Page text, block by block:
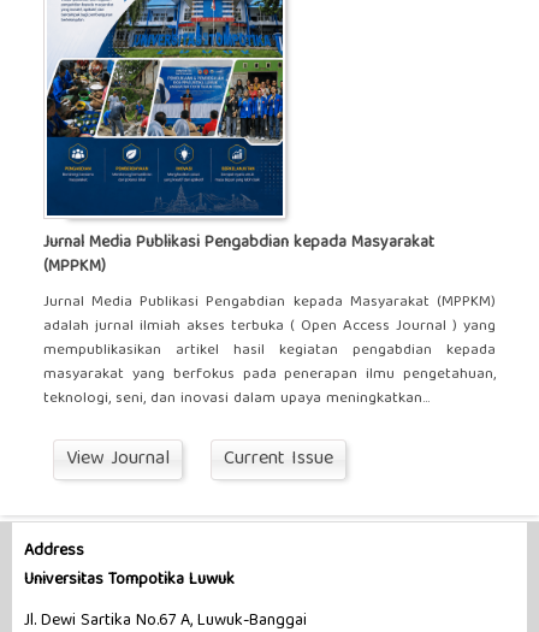
Jurnal Media Publikasi Pengabdian kepada Masyarakat
(MPPKM)
Jurnal Media Publikasi Pengabdian kepada Masyarakat (MPPKM)
adalah jurnal ilmiah akses terbuka ( Open Access Journal ) yang
mempublikasikan artikel hasil kegiatan pengabdian kepada
masyarakat yang berfokus pada penerapan ilmu pengetahuan,
teknologi, seni, dan inovasi dalam upaya meningkatkan...
View Journal Current Issue
Address
Universitas Tompotika Luwuk
Jl. Dewi Sartika No.67 A, Luwuk-Banggai